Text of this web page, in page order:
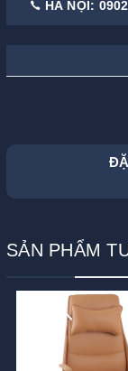
HÀ NỘI:
SẢN PHẨM